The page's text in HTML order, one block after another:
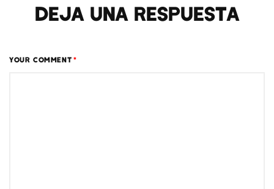
Deja una respuesta
YOUR COMMENT *